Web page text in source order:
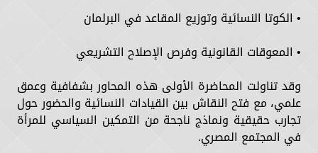
• الكوتا النسائية وتوزيع المقاعد في البرلمان
• المعوقات القانونية وفرص الإصلاح التشريعي
وقد تناولت المحاضرة الأولى هذه المحاور بشفافية وعمق
علمي، مع فتح النقاش بين القيادات النسائية والحضور حول
تجارب حقيقية ونماذج ناجحة من التمكين السياسي للمرأة
في المجتمع المصري.